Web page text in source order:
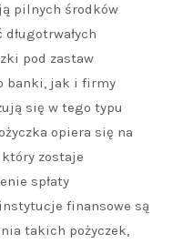
pilnych środków
pod zastaw
banki, jak i firmy
się w tego typu
opiera się na
zostaje
spłaty
finansowe są
takich pożyczek,